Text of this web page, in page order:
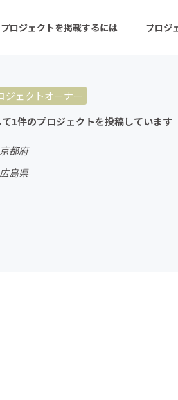
プロジェクトを掲載するには プロジ
注目の新着プロジェクト
楽
ャレンジ
ジェクトオーナー
1件のプロジェクトを投稿しています
都府
島県